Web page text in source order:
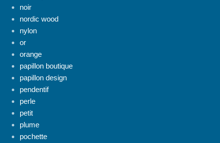
noir
nordic wood
nylon
or
orange
papillon boutique
papillon design
pendentif
perle
petit
plume
pochette